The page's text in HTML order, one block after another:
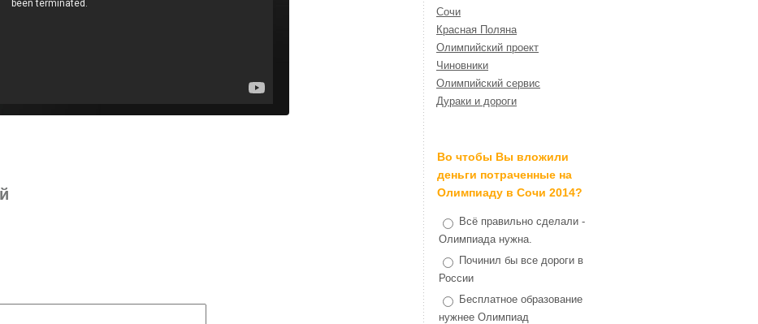
Сочи
Красная Поляна
Олимпийский проект
Чиновники
Олимпийский сервис
Дураки и дороги
Во чтобы Вы вложили
деньги потраченные на
Олимпиаду в Сочи 2014?
Всё правильно сделали -
Олимпиада нужна.
Починил бы все дороги в
России
Бесплатное образование
нужнее Олимпиад